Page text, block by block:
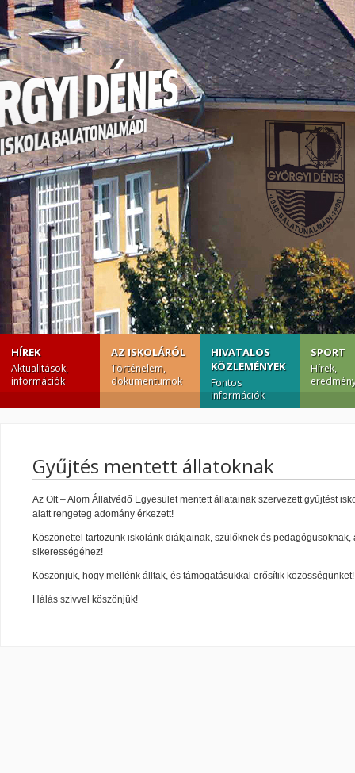
HÍREK
Aktualitások,
információk
AZ ISKOLÁRÓL
Történelem,
dokumentumok
HIVATALOS
KÖZLEMÉNYEK
Fontos
információk
SPORT
Hírek,
Gyűjtés mentett állatoknak
Az Olt – Alom Állatvédő Egyesület mentett állatainak szervezett gyűjtést
alatt rengeteg adomány érkezett!
Köszönettel tartozunk iskolánk diákjainak, szülőknek és
sikerességéhez!
Köszönjük, hogy mellénk álltak, és támogatásukkal erősítik közösségünket!
Hálás szívvel köszönjük!